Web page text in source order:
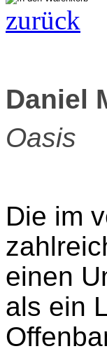
zurück
Daniel
Oasis
Die im
einen
als ein